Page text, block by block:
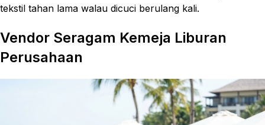
tekstil tahan lama walau dicuci berulang kali.
Vendor Seragam Kemeja Liburan
Perusahaan